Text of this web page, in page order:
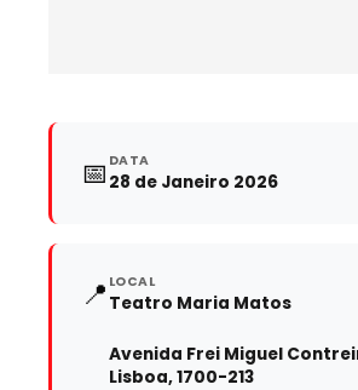
📅 DATA
28 de Janeiro 2026
📍 LOCAL
Teatro Maria Matos
Avenida Frei Miguel
Lisboa, 1700-213